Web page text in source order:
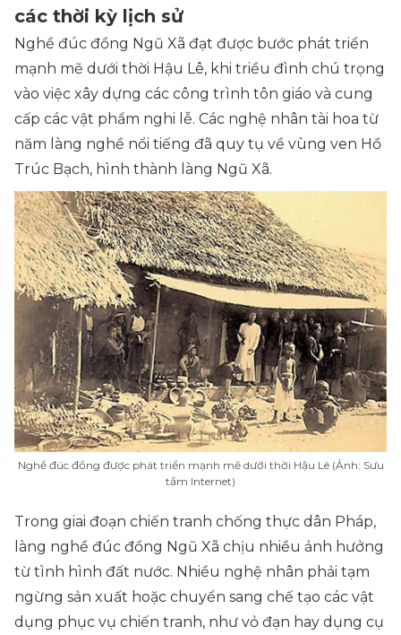
các thời kỳ lịch sử
Nghề đúc đồng Ngũ Xã đạt được bước phát triển
mạnh mẽ dưới thời Hậu Lê, khi triều đình chú trọng
vào việc xây dựng các công trình tôn giáo và cung
cấp các vật phẩm nghi lễ. Các nghệ nhân tài hoa từ
năm làng nghề nổi tiếng đã quy tụ về vùng ven Hồ
Trúc Bạch, hình thành làng Ngũ Xã.
Nghề đúc đồng được phát triển mạnh mẽ dưới thời Hậu Lê (Ảnh: Sưu
tầm Internet)
Trong giai đoạn chiến tranh chống thực dân Pháp,
làng nghề đúc đồng Ngũ Xã chịu nhiều ảnh hưởng
từ tình hình đất nước. Nhiều nghệ nhân phải tạm
ngừng sản xuất hoặc chuyển sang chế tạo các vật
dụng phục vụ chiến tranh, như vỏ đạn hay dụng cụ